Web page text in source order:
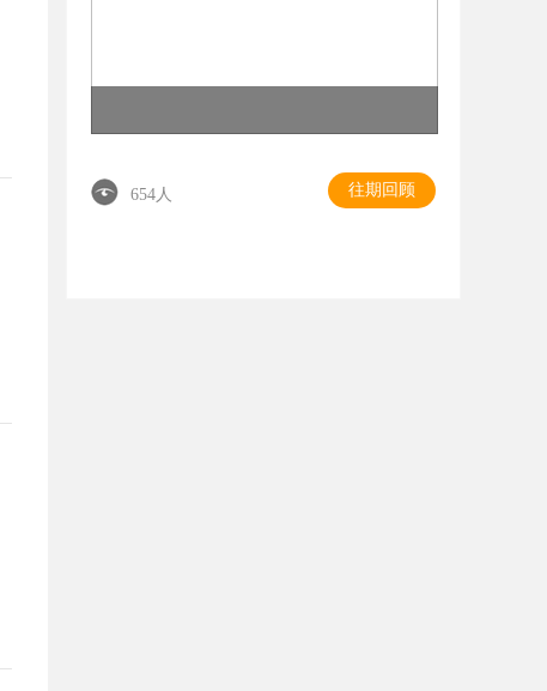
654人 往期回顾